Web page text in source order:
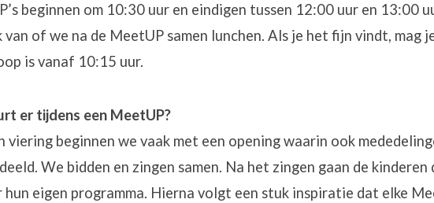
beginnen om 10:30 uur en eindigen tussen 12:00 uur en 13:00
of we na de MeetUP samen lunchen. Als je het fijn vindt, mag
is vanaf 10:15 uur.
er tijdens een MeetUP?
viering beginnen we vaak met een opening waarin ook
We bidden en zingen samen. Na het zingen gaan de kinderen
hun eigen programma. Hierna volgt een stuk inspiratie dat elke